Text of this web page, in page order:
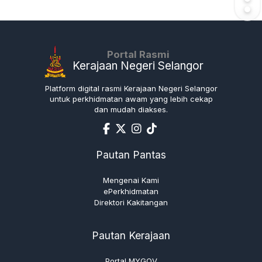
Portal Rasmi
Kerajaan Negeri Selangor
Platform digital rasmi Kerajaan Negeri Selangor
untuk perkhidmatan awam yang lebih cekap
dan mudah diakses.
Pautan Pantas
Mengenai Kami
ePerkhidmatan
Direktori Kakitangan
Pautan Kerajaan